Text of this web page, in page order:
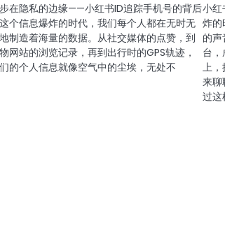
在隐私的边缘——小红书ID追踪手机号的背后
个信息爆炸的时代，我们每个人都在无时无
制造着海量的数据。从社交媒体的点赞，到
网站的浏览记录，再到出行时的GPS轨迹，
的个人信息就像空气中的尘埃，无处不
小
炸
的
台
上
来
过这